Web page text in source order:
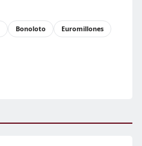
Bonoloto Euromillones